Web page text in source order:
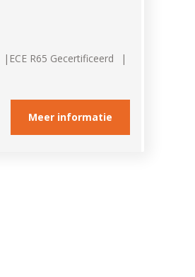
ECE R65 Gecertificeerd
Meer informatie